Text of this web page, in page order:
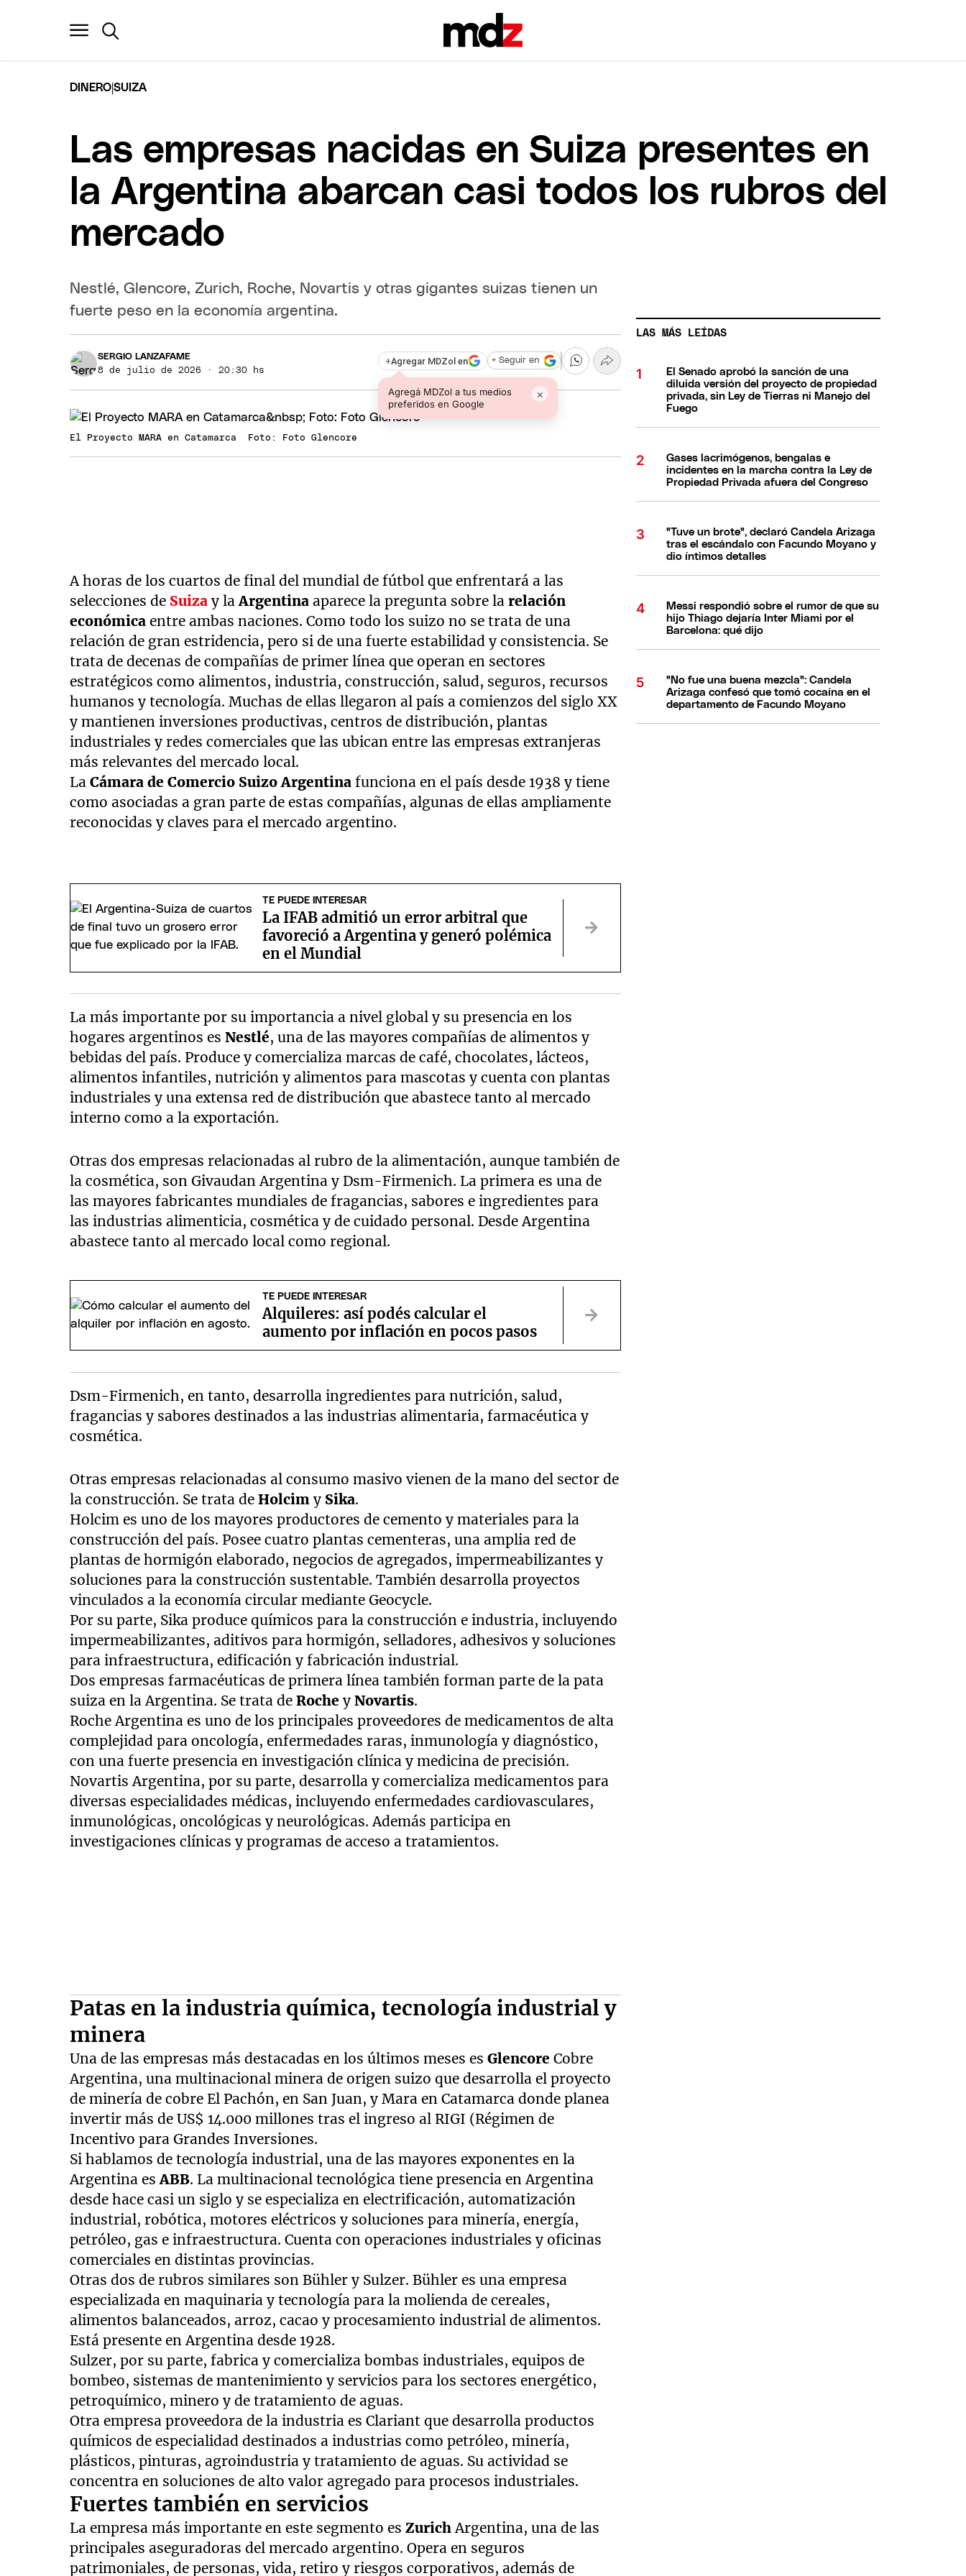
DINERO|SUIZA
Las empresas nacidas en Suiza presentes en
la Argentina abarcan casi todos los rubros del
mercado
Nestlé, Glencore, Zurich, Roche, Novartis y otras gigantes suizas tienen un
fuerte peso en la economía argentina.
SERGIO LANZAFAME
8 de julio de 2026 · 20:30 hs
+Agregar MDZol en
Agregá MDZol a tus medios
preferidos en Google
×
+ Seguir en
El Proyecto MARA en Catamarca Foto: Foto Glencore
A horas de los cuartos de final del mundial de fútbol que enfrentará a las
selecciones de Suizay laArgentinaaparece la pregunta sobre larelación
económica entre ambas naciones. Como todo los suizo no se trata de una
relación de gran estridencia, pero si de una fuerte estabilidad y consistencia. Se
trata de decenas de compañías de primer línea que operan en sectores
estratégicos como alimentos, industria, construcción, salud, seguros, recursos
humanos y tecnología. Muchas de ellas llegaron al país a comienzos del siglo XX
y mantienen inversiones productivas, centros de distribución, plantas
industriales y redes comerciales que las ubican entre las empresas extranjeras
más relevantes del mercado local.
LaCámara de Comercio Suizo Argentina funciona en el país desde 1938 y tiene
como asociadas a gran parte de estas compañías, algunas de ellas ampliamente
reconocidas y claves para el mercado argentino.
TE PUEDE INTERESAR
La IFAB admitió un error arbitral que
favoreció a Argentina y generó polémica
en el Mundial
La más importante por su importancia a nivel global y su presencia en los
hogares argentinos esNestlé, una de las mayores compañías de alimentos y
bebidas del país. Produce y comercializa marcas de café, chocolates, lácteos,
alimentos infantiles, nutrición y alimentos para mascotas y cuenta con plantas
industriales y una extensa red de distribución que abastece tanto al mercado
interno como a la exportación.
Otras dos empresas relacionadas al rubro de la alimentación, aunque también de
la cosmética, son Givaudan Argentina y Dsm-Firmenich. La primera es una de
las mayores fabricantes mundiales de fragancias, sabores e ingredientes para
las industrias alimenticia, cosmética y de cuidado personal. Desde Argentina
abastece tanto al mercado local como regional.
TE PUEDE INTERESAR
Alquileres: así podés calcular el
aumento por inflación en pocos pasos
Dsm-Firmenich, en tanto, desarrolla ingredientes para nutrición, salud,
fragancias y sabores destinados a las industrias alimentaria, farmacéutica y
cosmética.
Otras empresas relacionadas al consumo masivo vienen de la mano del sector de
la construcción. Se trata deHolcimy Sika.
Holcim es uno de los mayores productores de cemento y materiales para la
construcción del país. Posee cuatro plantas cementeras, una amplia red de
plantas de hormigón elaborado, negocios de agregados, impermeabilizantes y
soluciones para la construcción sustentable. También desarrolla proyectos
vinculados a la economía circular mediante Geocycle.
Por su parte, Sika produce químicos para la construcción e industria, incluyendo
impermeabilizantes, aditivos para hormigón, selladores, adhesivos y soluciones
para infraestructura, edificación y fabricación industrial.
Dos empresas farmacéuticas de primera línea también forman parte de la pata
suiza en la Argentina. Se trata deRocheyNovartis.
Roche Argentina es uno de los principales proveedores de medicamentos de alta
complejidad para oncología, enfermedades raras, inmunología y diagnóstico,
con una fuerte presencia en investigación clínica y medicina de precisión.
Novartis Argentina, por su parte, desarrolla y comercializa medicamentos para
diversas especialidades médicas, incluyendo enfermedades cardiovasculares,
inmunológicas, oncológicas y neurológicas. Además participa en
investigaciones clínicas y programas de acceso a tratamientos.
Patas en la industria química, tecnología industrial y
minera
Una de las empresas más destacadas en los últimos meses esGlencoreCobre
Argentina, una multinacional minera de origen suizo que desarrolla el proyecto
de minería de cobre El Pachón, en San Juan, y Mara en Catamarca donde planea
invertir más de US$ 14.000 millones tras el ingreso al RIGI (Régimen de
Incentivo para Grandes Inversiones.
Si hablamos de tecnología industrial, una de las mayores exponentes en la
Argentina esABB. La multinacional tecnológica tiene presencia en Argentina
desde hace casi un siglo y se especializa en electrificación, automatización
industrial, robótica, motores eléctricos y soluciones para minería, energía,
petróleo, gas e infraestructura. Cuenta con operaciones industriales y oficinas
comerciales en distintas provincias.
Otras dos de rubros similares son Bühler y Sulzer. Bühler es una empresa
especializada en maquinaria y tecnología para la molienda de cereales,
alimentos balanceados, arroz, cacao y procesamiento industrial de alimentos.
Está presente en Argentina desde 1928.
Sulzer, por su parte, fabrica y comercializa bombas industriales, equipos de
bombeo, sistemas de mantenimiento y servicios para los sectores energético,
petroquímico, minero y de tratamiento de aguas.
Otra empresa proveedora de la industria es Clariant que desarrolla productos
químicos de especialidad destinados a industrias como petróleo, minería,
plásticos, pinturas, agroindustria y tratamiento de aguas. Su actividad se
concentra en soluciones de alto valor agregado para procesos industriales.
Fuertes también en servicios
La empresa más importante en este segmento esZurich Argentina, una de las
principales aseguradoras del mercado argentino. Opera en seguros
patrimoniales, de personas, vida, retiro y riesgos corporativos, además de
LAS MÁS LEÍDAS
El Senado aprobó la sanción de una
diluida versión del proyecto de propiedad
privada, sin Ley de Tierras ni Manejo del
Fuego
Gases lacrimógenos, bengalas e
incidentes en la marcha contra la Ley de
Propiedad Privada afuera del Congreso
"Tuve un brote", declaró Candela Arizaga
tras el escándalo con Facundo Moyano y
dio íntimos detalles
Messi respondió sobre el rumor de que su
hijo Thiago dejaría Inter Miami por el
Barcelona: qué dijo
"No fue una buena mezcla": Candela
Arizaga confesó que tomó cocaína en el
departamento de Facundo Moyano